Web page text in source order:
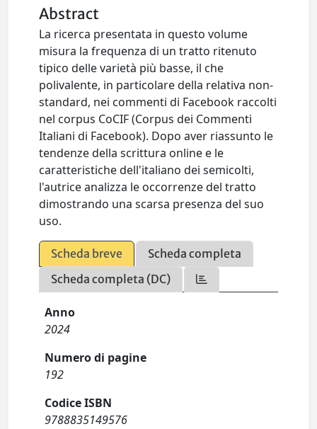
Abstract
La ricerca presentata in questo volume
misura la frequenza di un tratto ritenuto
tipico delle varietà più basse, il che
polivalente, in particolare della relativa non-
standard, nei commenti di Facebook raccolti
nel corpus CoCIF (Corpus dei Commenti
Italiani di Facebook). Dopo aver riassunto le
tendenze della scrittura online e le
caratteristiche dell'italiano dei semicolti,
l'autrice analizza le occorrenze del tratto
dimostrando una scarsa presenza del suo
uso.
Scheda breve
Scheda completa
Scheda completa (DC)
Anno
2024
Numero di pagine
192
Codice ISBN
9788835149576